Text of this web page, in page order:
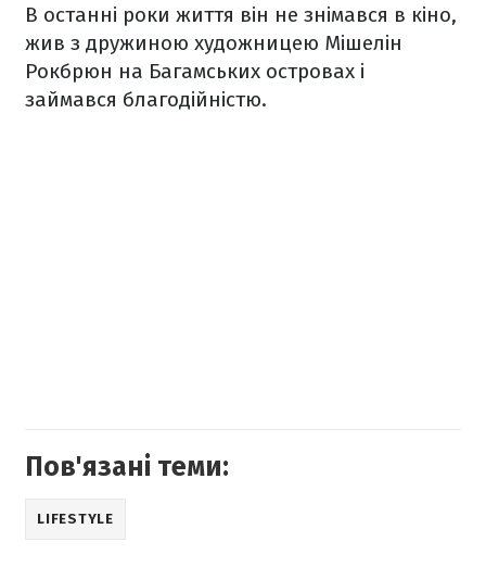
В останні роки життя він не знімався в кіно,
жив з дружиною художницею Мішелін
Рокбрюн на Багамських островах і
займався благодійністю.
Пов'язані теми:
LIFESTYLE